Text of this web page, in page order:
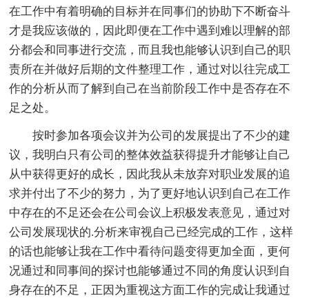
在工作中有着明确的目标并在同事们的协助下不断奋斗
才是我应该做的，因此即便在工作中遇到难以理解的部
分都会和同事进行交流，而且我也能够认识到自己的职
责所在并做好后期的文件整理工作，通过对以往完成工
作的分析从而了解到自己在当前阶段工作中是否存在不
足之处。
按时参加各项会议并为公司的发展提出了不少的建
议，我明白只有公司的整体效益获得提升才能够让自己
从中获得更好的成长，因此我从未放弃对职业发展的追
求并付出了不少的努力，为了更好地认识到自己在工作
中存在的不足还会在公司会议上积极发表意见，通过对
公司发展现状的.分析来审视自己已经完成的工作，这样
的话也能够让我在工作中看待问题变得更加全面，更何
况通过和同事间的探讨也能够通过不同的角度认识到自
身存在的不足，正因为重视这方面工作的完成让我通过